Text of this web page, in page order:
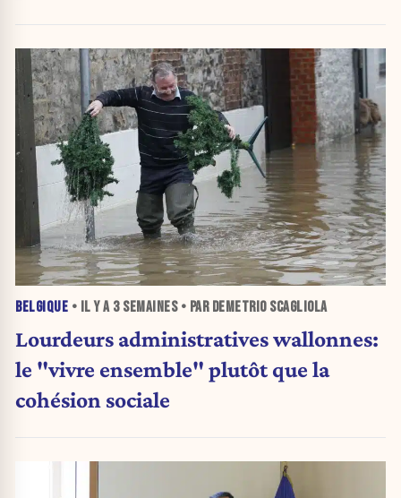
BELGIQUE • IL Y A 3 SEMAINES• PAR DEMETRIO SCAGLIOLA
Lourdeurs administratives wallonnes:
le "vivre ensemble" plutôt que la
cohésion sociale